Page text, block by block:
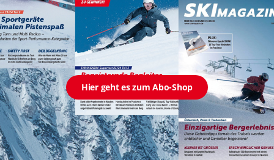
Hier geht es zum Abo-Shop